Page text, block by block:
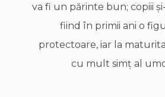
va fi un părinte bun; copiii
fiind în primii ani o
protectoare, iar la
cu mult simţ al